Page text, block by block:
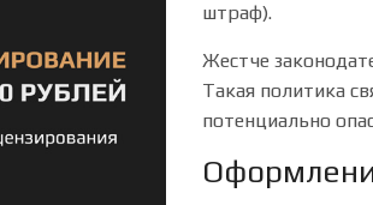
штраф).
Жестче
Такая политика
потенциально